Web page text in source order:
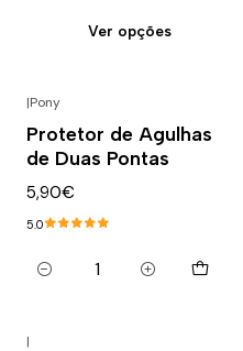
Ver opções
|Pony
Protetor de Agulhas
de Duas Pontas
5,90€
5.0
Quantidade
|